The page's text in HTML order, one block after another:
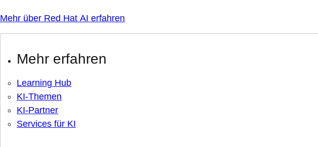
Mehr über Red Hat AI erfahren
Mehr erfahren
Learning Hub
KI-Themen
KI-Partner
Services für KI